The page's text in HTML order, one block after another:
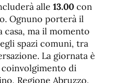
alle 13.00 con
Ognuno porterà il
ma il momento
spazi comuni, tra
La giornata è
di
Regione Abruzzo,